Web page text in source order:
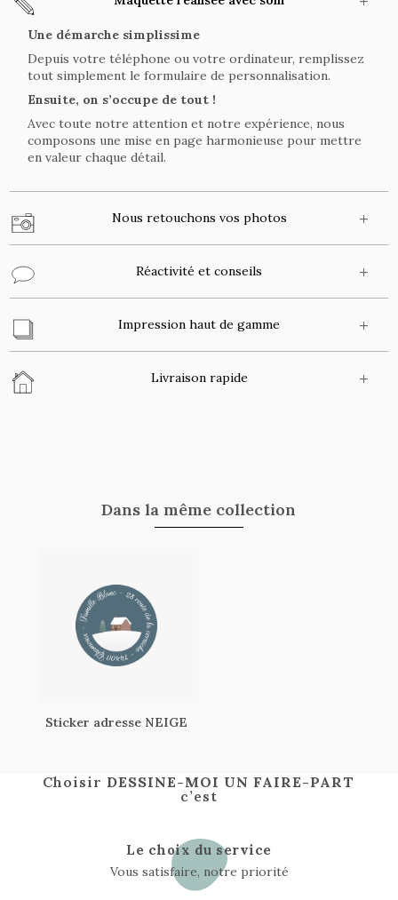
Une démarche simplissime
Depuis votre téléphone ou votre ordinateur, remplissez
tout simplement le formulaire de personnalisation.
Ensuite, on s’occupe de tout !
Avec toute notre attention et notre expérience, nous
composons une mise en page harmonieuse pour mettre
en valeur chaque détail.
Nous retouchons vos photos
Réactivité et conseils
Impression haut de gamme
Livraison rapide
Dans la même collection
Sticker adresse NEIGE
Choisir DESSINE-MOI UN FAIRE-PART
c’est
Le choix du service
Vous satisfaire, notre priorité